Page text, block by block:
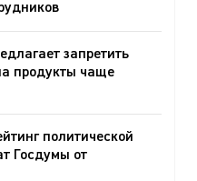
запретить
продукты чаще
политической
Госдумы от